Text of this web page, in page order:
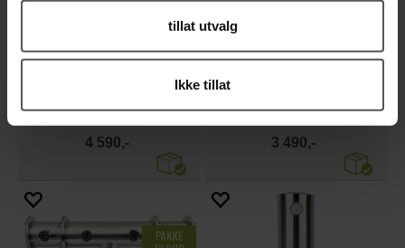
tillat utvalg
Ikke tillat
pakkepris på modulært tårn til 4 kraner
4 590,-
pakkepris på modulært tårn til 3 kraner
3 490,-